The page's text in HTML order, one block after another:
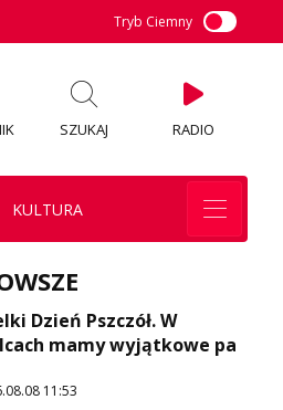
Tryb Ciemny
SZUKAJ RADIO
KULTURA
Dzień Pszczół. W
mamy wyjątkowe pa
11:53